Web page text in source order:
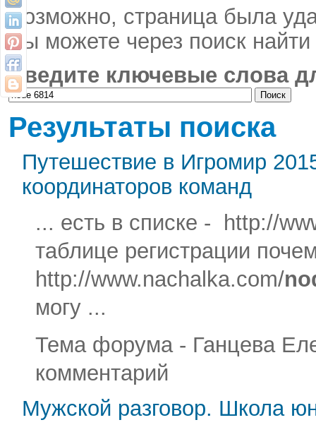
Возможно, страница была
Вы можете через поиск
Введите ключевые слова
Результаты поиска
Путешествие в Игромир
координаторов команд
... есть в списке - http://
таблице регистрации
http://www.nachalka.com/
могу ...
Тема форума - Ганцева
комментарий
Мужской разговор. Школа